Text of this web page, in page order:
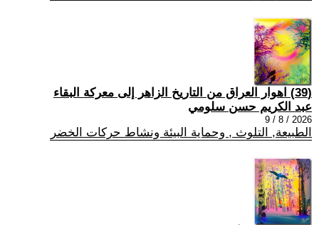
(39) اهوار العراق من التاريخ الزاهر إلى معركة البقاء
عبد الكريم حسن سلومي
2026 / 8 / 9
الطبيعة, التلوث , وحماية البيئة ونشاط حركات الخضر